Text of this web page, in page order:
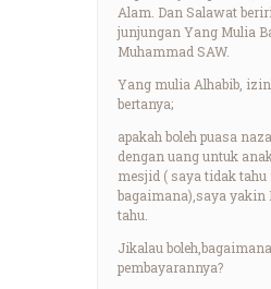
Alam. Dan Salawat
junjungan Yang Mulia
Muhammad SAW.
Yang mulia Alhabib,
bertanya;
apakah boleh puasa
dengan uang untuk
mesjid ( saya tidak
bagaimana),saya yakin
tahu.
Jikalau
pembayarannya?